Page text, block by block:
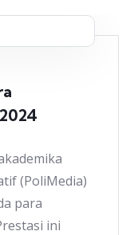
(PoliMedia)
para
ini